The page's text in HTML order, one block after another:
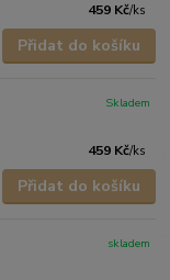
459 Kč/ks
Přidat do košíku
459 Kč/ks
Skladem
Přidat do košíku
skladem